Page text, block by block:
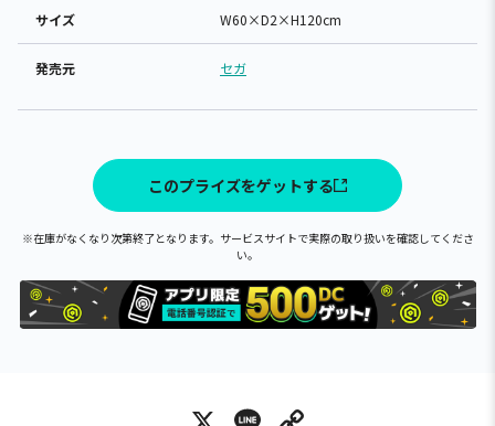
サイズ W60×D2×H120cm
発売元 セガ
このプライズをゲットする
※在庫がなくなり次第終了となります。サービスサイトで実際の取り扱いを確認してくださ
い。